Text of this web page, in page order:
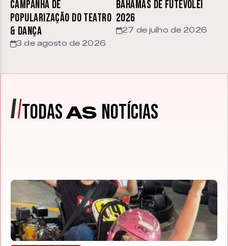
Campanha de
Popularização do Teatro
& Dança
3 de agosto de 2026
Bahamas de Futevôlei
2026
27 de julho de 2026
TODASAS NOTÍCIAS